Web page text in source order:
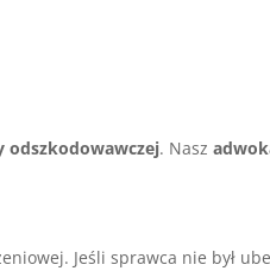
odszkodowawczej. Nasz
Jeśli sprawca nie był